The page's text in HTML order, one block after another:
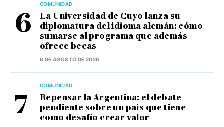
COMUNIDAD
La Universidad de Cuyo lanza su
diplomatura del idioma alemán: cómo
sumarse al programa que además
ofrece becas
6 DE AGOSTO DE 2026
COMUNIDAD
Repensar la Argentina: el debate
pendiente sobre un país que tiene
como desafío crear valor